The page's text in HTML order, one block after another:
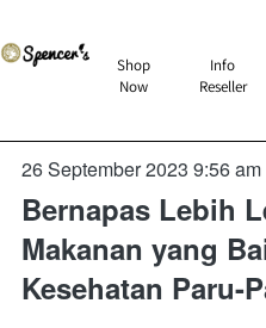
`
Shop
Now
` Info
Reseller
26 September 2023 9:56 am
Bernapas Lebih
Makanan yang
Kesehatan Paru-